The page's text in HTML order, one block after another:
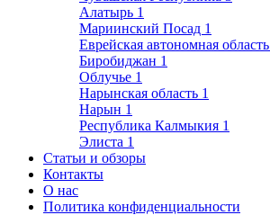
Алатырь 1
Мариинский Посад 1
Еврейская автономная область
Биробиджан 1
Облучье 1
Нарынская область 1
Нарын 1
Республика Калмыкия 1
Элиста 1
Статьи и обзоры
Контакты
О нас
Политика конфиденциальности